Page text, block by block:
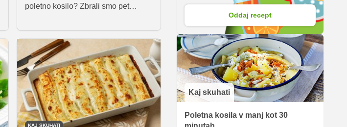
poletno kosilo? Zbrali smo pet
shrambe. Preprosta navodila vam
bodo pomagala pripraviti odlične
obroke brez zapletenega kuhanja
med tednom.
KAJ SKUHATI
Oddaj recept
Kaj skuhati
Poletna kosila v manj kot 30